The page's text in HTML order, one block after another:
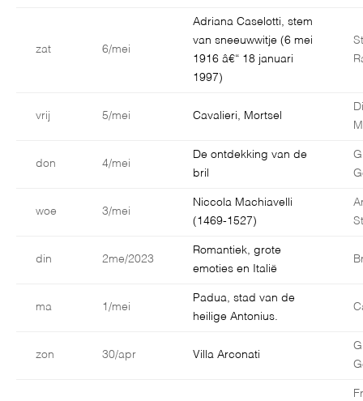
zat 6/mei
Adriana Caselotti, stem
van sneeuwwitje (6 mei
1916 â€“ 18 januari
1997)
vrij 5/mei Cavalieri, Mortsel
don 4/mei
De ontdekking van de
bril
woe 3/mei
Niccola Machiavelli
(1469-1527)
din 2me/2023
Romantiek, grote
emoties en Italië
ma 1/mei
Padua, stad van de
heilige Antonius.
zon 30/apr Villa Arconati